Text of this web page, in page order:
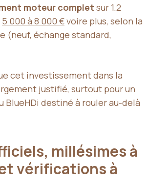
moteur complet sur 1.2
5 000 à 8 000 €voire plus, selon la
(neuf, échange standard,
cet investissement dans la
justifié, surtout pour un
BlueHDi destiné à rouler au-delà
millésimes à
vérifications à